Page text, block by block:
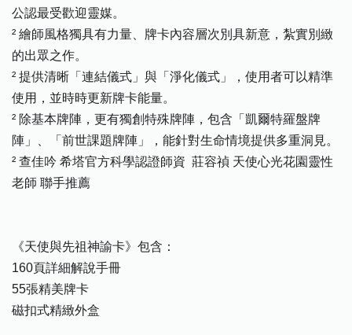
公認最受歡迎靈媒。
² 繪師風格獨具有力量、牌卡內容層次別具新意，紮實別緻
的出眾之作。
² 提供清晰「連結儀式」與「淨化儀式」，使用者可以精準
使用，並時時更新牌卡能量。
² 除基本牌陣，更有獨創特殊牌陣，包含「凱爾特羅盤牌
陣」、「前世課題牌陣」，能針對生命情境提供多重洞見。
² 查佳吟 希塔官方科學認證師資 莊容禎 天使心光花園靈性
老師 聯手推薦
《天使與先祖神諭卡》包含：
160頁詳細解說手冊
55張精美牌卡
磁扣式精緻外盒